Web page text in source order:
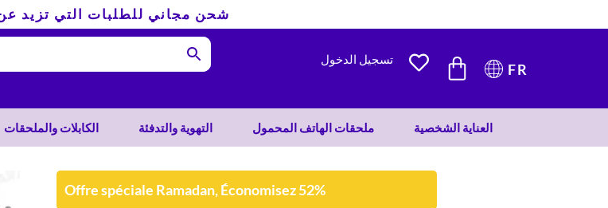
شحن مجاني للطلبات التي تزيد عن 400
تسجيل الدخول CARTFR
الكابلات والملحقات التهوية والتدفئة ملحقات الهاتف المحمول العناية الشخصية
Offre spéciale Ramadan, Économisez 52%